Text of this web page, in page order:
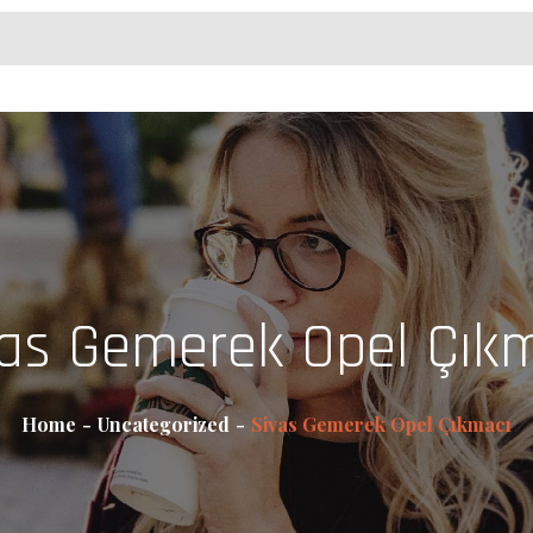
Gemerek Opel
Home Uncategorized Sivas Gemerek Opel Çıkmacı